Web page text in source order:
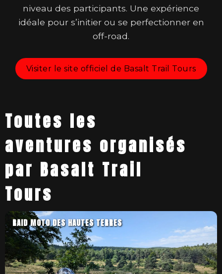
niveau des participants. Une expérience
idéale pour s’initier ou se perfectionner en
off-road.
Visiter le site officiel de Basalt Trail Tours
Toutes les
aventures organisés
par Basalt Trail
Tours
RAID MOTO DES HAUTES TERRES